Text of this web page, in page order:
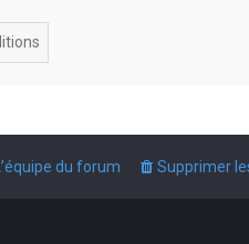
Supprimer
L’équipe du forum